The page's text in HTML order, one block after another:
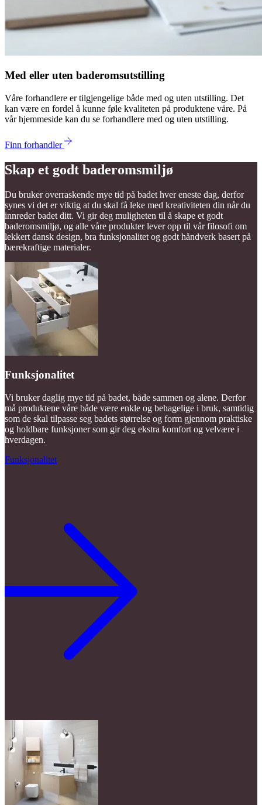
Med eller uten baderomsutstilling
Våre forhandlere er tilgjengelige både med og uten utstilling. Det
kan være en fordel å kunne føle kvaliteten på produktene våre. På
vår hjemmeside kan du se forhandlere med og uten utstilling.
Finn forhandler
Skap et godt baderomsmiljø
Du bruker overraskende mye tid på badet hver eneste dag, derfor
synes vi det er viktig at du skal få leke med kreativiteten din når du
innreder badet ditt. Vi gir deg muligheten til å skape et godt
baderomsmiljø, og alle våre produkter lever opp til vår filosofi om
lekkert dansk design, bra funksjonalitet og godt håndverk basert på
bærekraftige materialer.
Funksjonalitet
Vi bruker daglig mye tid på badet, både sammen og alene. Derfor
må produktene våre både være enkle og behagelige i bruk, samtidig
som de skal tilpasse seg badets størrelse og form gjennom praktiske
og holdbare funksjoner som gir deg ekstra komfort og velvære i
hverdagen.
Funksjonalitet